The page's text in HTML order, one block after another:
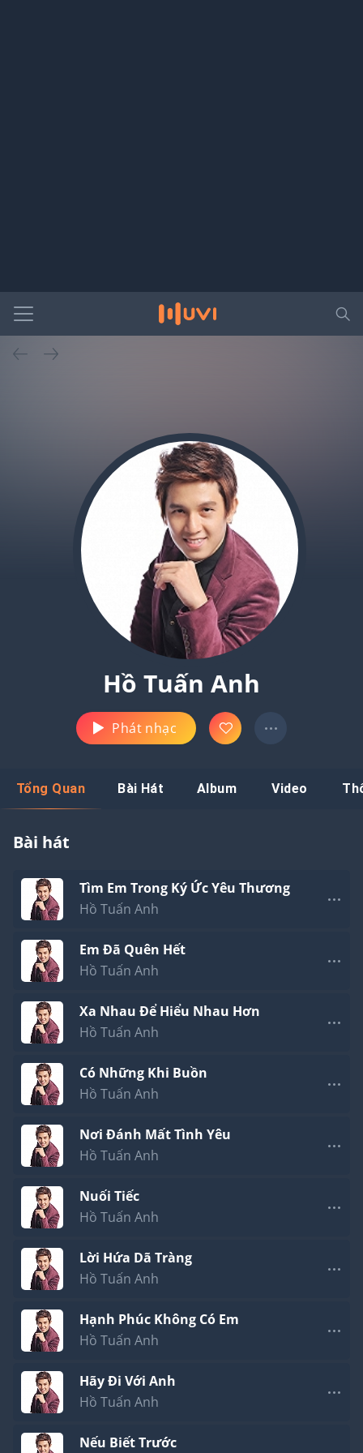
Hồ Tuấn Anh
Phát nhạc
Tổng Quan Bài Hát Album Video
Bài hát
Tìm Em Trong Ký Ức Yêu Thương
Hồ Tuấn Anh
Em Đã Quên Hết
Hồ Tuấn Anh
Xa Nhau Để Hiểu Nhau Hơn
Hồ Tuấn Anh
Có Những Khi Buồn
Hồ Tuấn Anh
Nơi Đánh Mất Tình Yêu
Hồ Tuấn Anh
Nuối Tiếc
Hồ Tuấn Anh
Lời Hứa Dã Tràng
Hồ Tuấn Anh
Hạnh Phúc Không Có Em
Hồ Tuấn Anh
Hãy Đi Với Anh
Hồ Tuấn Anh
Nếu Biết Trước